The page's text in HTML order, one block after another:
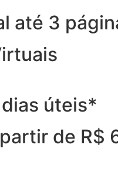
até 3
úteis*
de R$